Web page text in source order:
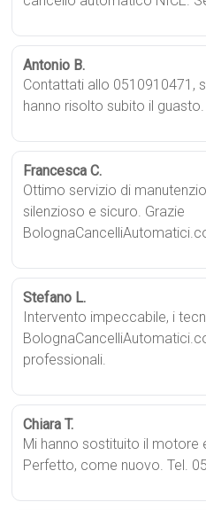
Antonio B.
Contattati allo 0510910471,
hanno risolto subito il
Francesca C.
Ottimo servizio di
silenzioso e sicuro. Grazie
Stefano L.
Intervento impeccabile, i
professionali.
Chiara T.
Mi hanno sostituito il motore
Perfetto, come nuovo. Tel.